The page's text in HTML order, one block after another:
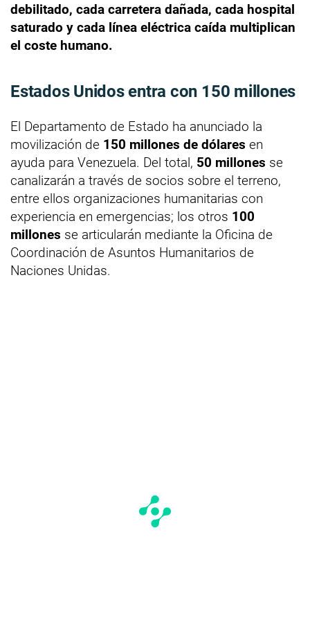
debilitado, cada carretera dañada, cada hospital
saturado y cada línea eléctrica caída multiplican
el coste humano.
Estados Unidos entra con 150 millones
El Departamento de Estado ha anunciado la
movilización de 150 millones de dólares en
ayuda para Venezuela. Del total, 50 millones se
canalizarán a través de socios sobre el terreno,
entre ellos organizaciones humanitarias con
experiencia en emergencias; los otros 100
millones se articularán mediante la Oficina de
Coordinación de Asuntos Humanitarios de
Naciones Unidas.